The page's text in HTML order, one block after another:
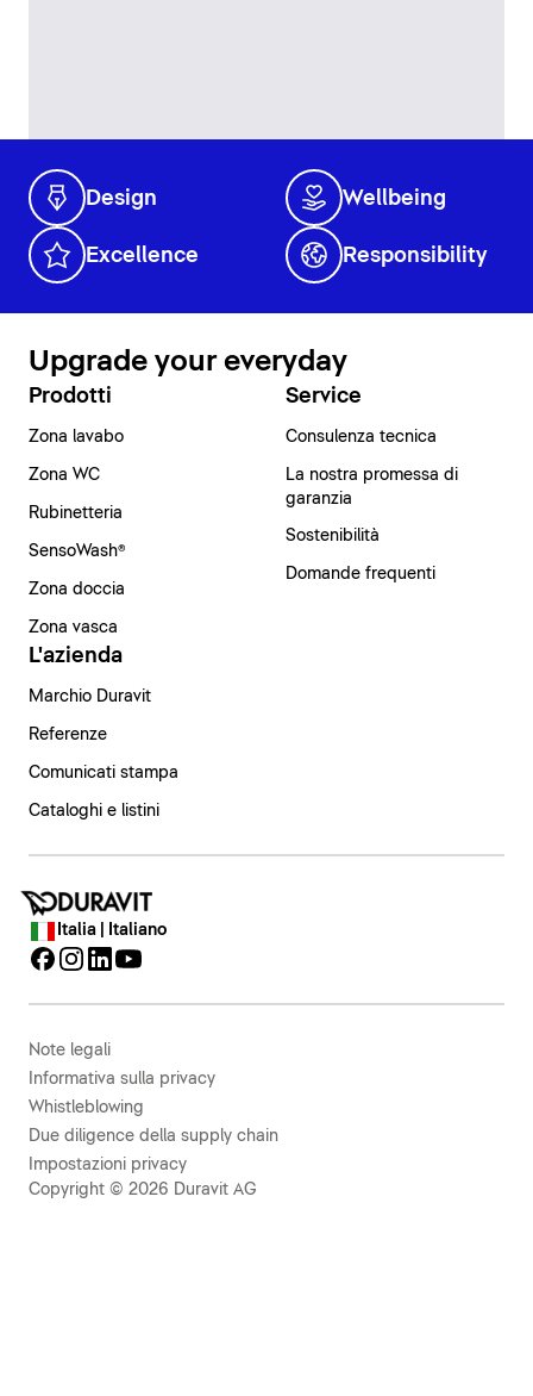
Design Wellbeing
Excellence Responsibility
Upgrade your everyday
Prodotti
Zona lavabo
Zona WC
Rubinetteria
SensoWash®
Zona doccia
Zona vasca
Service
Consulenza tecnica
La nostra promessa di
garanzia
Sostenibilità
Domande frequenti
L'azienda
Marchio Duravit
Referenze
Comunicati stampa
Cataloghi e listini
Italia | Italiano
Note legali
Informativa sulla privacy
Whistleblowing
Due diligence della supply chain
Impostazioni privacy
Copyright © 2026 Duravit AG